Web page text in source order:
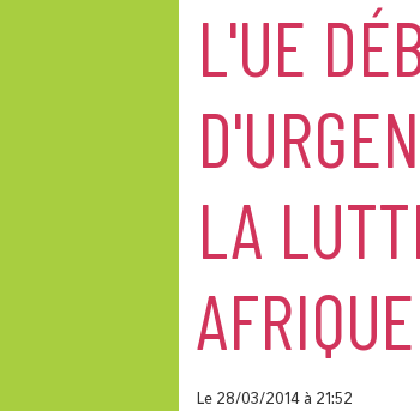
L'UE
LA
Le 28/03/2014à 21:52